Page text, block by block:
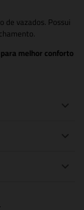
de vazados. Possui
melhor conforto